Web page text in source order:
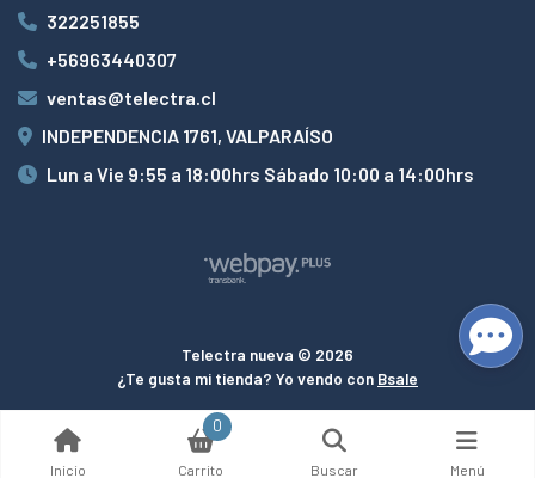
322251855
+56963440307
ventas@telectra.cl
INDEPENDENCIA 1761, VALPARAÍSO
Lun a Vie 9:55 a 18:00hrs Sábado 10:00 a 14:00hrs
Telectra nueva © 2026
¿Te gusta mi tienda? Yo vendo con Bsale
Inicio
0
Carrito Buscar Menú